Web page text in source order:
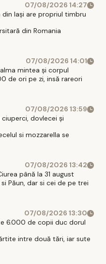
07/08/2026 14:27
din Iași are propriul timbru
din Romania
07/08/2026 14:01
mintea și corpul
de ori pe zi, insă rareori
07/08/2026 13:59
dovlecei și
si mozzarella se
07/08/2026 13:42
până la 31 august
Păun, dar si cei de pe trei
07/08/2026 13:30
6.000 de copii duc dorul
intre două tări, iar sute